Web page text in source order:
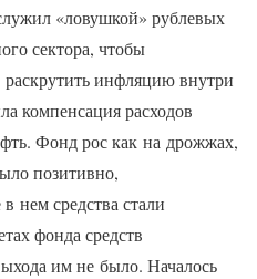
«ловушкой» рублевых
сектора, чтобы
инфляцию внутри
компенсация расходов
Фонд рос как на дрожжах,
позитивно,
нем средства стали
фонда средств
им не было. Началось